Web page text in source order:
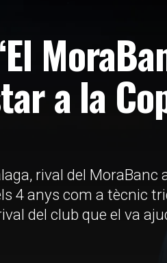
a la
rival del
4 anys com a tècnic
del club que el va